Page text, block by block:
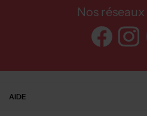
Nos réseaux
AIDE